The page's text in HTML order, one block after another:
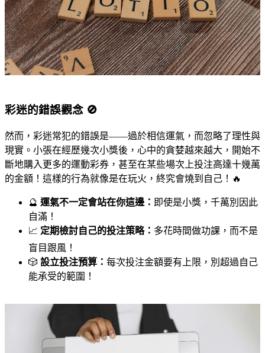
彩迷的錯誤觀念 🚫
然而，彩迷常犯的錯誤是——過於相信運氣，而忽略了理性與
現實。小張在經歷幾次小獎後，心中的貪婪越來越大，開始不
斷地購入更多的運動彩券，甚至在某些場次上投注高達十幾萬
的金額！這樣的行為就像是在玩火，終究會燒到自己！🔥
🔮 運氣不一定會站在你這邊： 即使是小獎，千萬別因此
自滿！
📈 定期檢討自己的投注策略： 多花時間做功課，而不是
盲目跟風！
🎲 設立投注預算： 每次投注金額要有上限，別超過自己
能承受的範圍！